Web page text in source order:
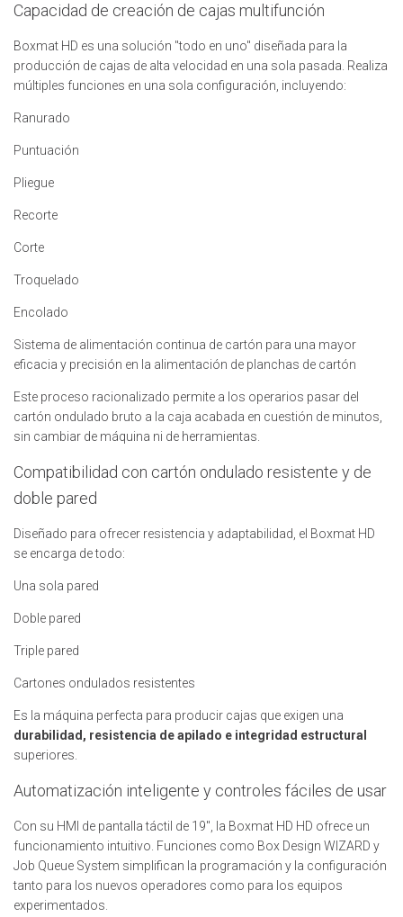
Capacidad de creación de cajas multifunción
Boxmat HD es una solución "todo en uno" diseñada para la
producción de cajas de alta velocidad en una sola pasada. Realiza
múltiples funciones en una sola configuración, incluyendo:
Ranurado
Puntuación
Pliegue
Recorte
Corte
Troquelado
Encolado
Sistema de alimentación continua de cartón para una mayor
eficacia y precisión en la alimentación de planchas de cartón
Este proceso racionalizado permite a los operarios pasar del
cartón ondulado bruto a la caja acabada en cuestión de minutos,
sin cambiar de máquina ni de herramientas.
Compatibilidad con cartón ondulado resistente y de
doble pared
Diseñado para ofrecer resistencia y adaptabilidad, el Boxmat HD
se encarga de todo:
Una sola pared
Doble pared
Triple pared
Cartones ondulados resistentes
Es la máquina perfecta para producir cajas que exigen una
durabilidad, resistencia de apilado e integridad estructural
superiores.
Automatización inteligente y controles fáciles de usar
Con su HMI de pantalla táctil de 19", la Boxmat HD HD ofrece un
funcionamiento intuitivo. Funciones como Box Design WIZARD y
Job Queue System simplifican la programación y la configuración
tanto para los nuevos operadores como para los equipos
experimentados.